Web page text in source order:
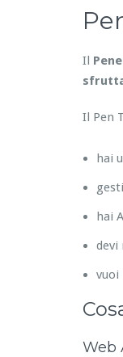
Il
Il Pen
hai
hai
devi
vuoi
Web